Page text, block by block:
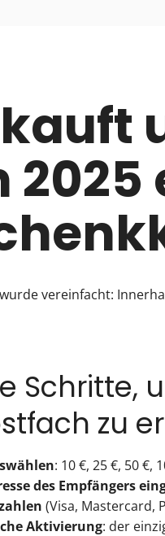
2025
vereinfacht:
Schritte,
zu
: 10 €, 25 €, 50 €,
des Empfängers
(Visa, Mastercard,
Aktivierung: der